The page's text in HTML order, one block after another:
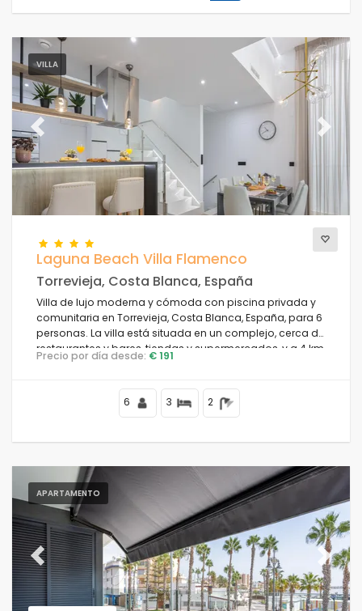
VILLA
Previous Next
Laguna Beach Villa Flamenco
Torrevieja, Costa Blanca, España
Villa de lujo moderna y cómoda con piscina privada y
comunitaria en Torrevieja, Costa Blanca, España, para 6
personas. La villa está situada en un complejo, cerca de
restaurantes y bares, tiendas y supermercados, y a 4 km
de la playa.
Precio por día desde: € 191
6 3 2
APARTAMENTO
Previous Next